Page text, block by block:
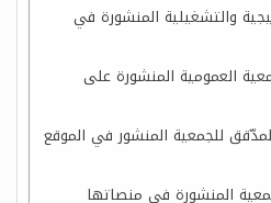
والتشغيلية المنشورة في
العمومية المنشورة على
للجمعية المنشور في الموقع
المنشورة في منصاتها